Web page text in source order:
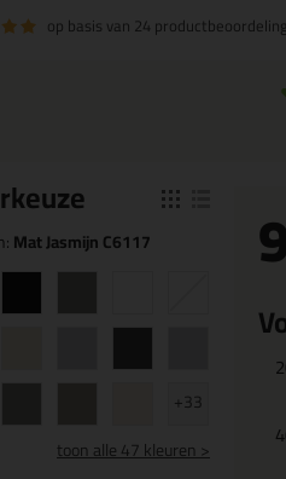
op basis van 24
keuze
Mat Jasmijn C6117
+33
toonalle 47 kleuren >